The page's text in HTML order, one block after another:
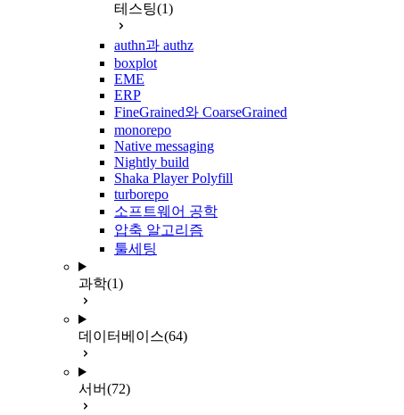
테스팅(1)
authn과 authz
boxplot
EME
ERP
FineGrained와 CoarseGrained
monorepo
Native messaging
Nightly build
Shaka Player Polyfill
turborepo
소프트웨어 공학
압축 알고리즘
툴세팅
과학(1)
데이터베이스(64)
서버(72)